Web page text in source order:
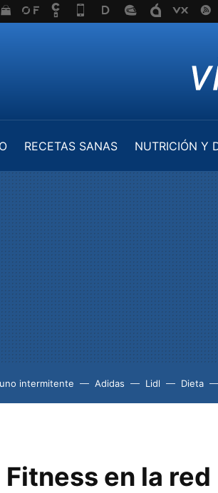
RECETAS SANAS NUTRICIÓN Y
intermitente Adidas Lidl Dieta
Fitness en la red